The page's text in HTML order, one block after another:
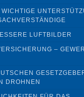
LUFTBILDER
–
DROHNEN